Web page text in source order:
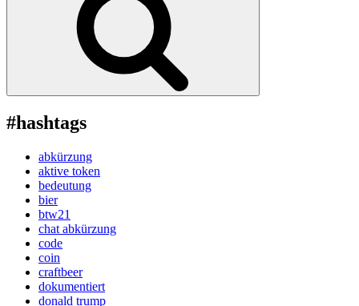
#hashtags
abkürzung
aktive token
bedeutung
bier
btw21
chat abkürzung
code
coin
craftbeer
dokumentiert
donald trump